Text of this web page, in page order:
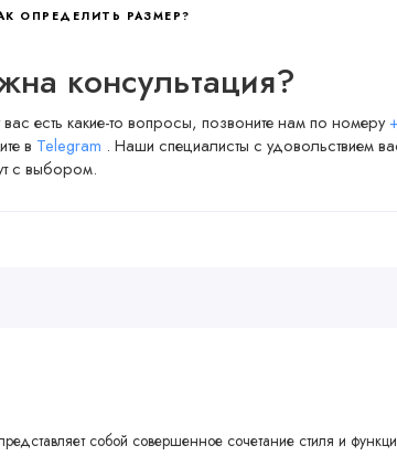
ОПРЕДЕЛИТЬ РАЗМЕР?
консультация?
вас есть какие-то вопросы, позвоните нам по номеру
в Telegram . Наши специалисты с удовольствием
с выбором.
собой совершенное сочетание стиля и